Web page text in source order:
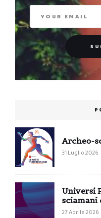
Archeo-
31 Luglio 2026
Universi
sciamani
27 Aprile 2026